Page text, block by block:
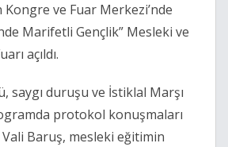
ve Fuar Merkezi’nde
Marifetli Gençlik” Mesleki ve
açıldı.
saygı duruşu ve İstiklal Marşı
protokol konuşmaları
Baruş, mesleki eğitimin